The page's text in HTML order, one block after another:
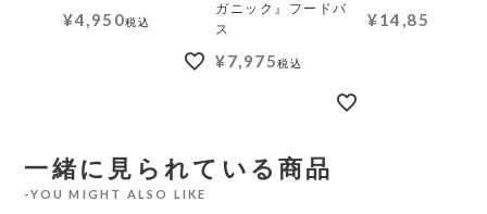
¥4,950税込
ガニック』フードバ
ス
¥7,975税込
¥14,850
一緒に見られている商品
YOU MIGHT ALSO LIKE